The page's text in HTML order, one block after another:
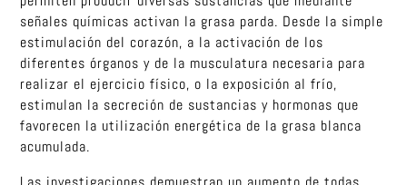
señales químicas activan la grasa parda. Desde la simple
estimulación del corazón, a la activación de los
diferentes órganos y de la musculatura necesaria para
realizar el ejercicio físico, o la exposición al frío,
estimulan la secreción de sustancias y hormonas que
favorecen la utilización energética de la grasa blanca
acumulada.